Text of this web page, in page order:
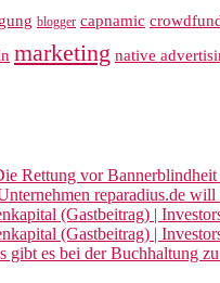
blogger capnamic
marketing native
Rettung vor
reparadius.de
(Gastbeitrag) |
(Gastbeitrag) |
gibt es bei der Buchhaltung